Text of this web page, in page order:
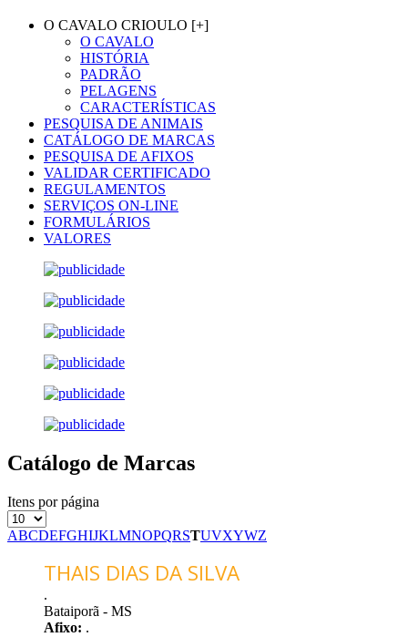
O CAVALO CRIOULO [+]
O CAVALO
HISTÓRIA
PADRÃO
PELAGENS
CARACTERÍSTICAS
PESQUISA DE ANIMAIS
CATÁLOGO DE MARCAS
PESQUISA DE AFIXOS
VALIDAR CERTIFICADO
REGULAMENTOS
SERVIÇOS ON-LINE
FORMULÁRIOS
VALORES
Catálogo de Marcas
Itens por página
ABCDEFGHIJKLMNOPQRSTUVXYWZ
THAIS DIAS DA SILVA
.
Bataiporã - MS
Afixo: .